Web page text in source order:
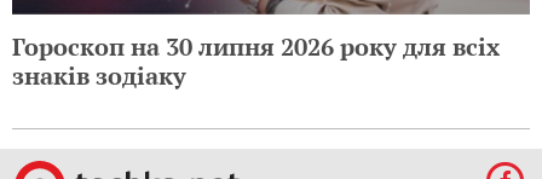
Гороскоп на 30 липня 2026 року для всіх
знаків зодіаку